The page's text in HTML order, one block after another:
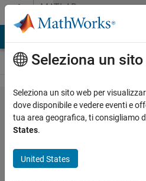
Vai al contenutoMATLAB
Answers
Why am
I getting
incorrect
Seleziona un
Seleziona un sito web per
dove disponibile e vedere eventi e
tua area geografica, ti consigliamo
States.
United States